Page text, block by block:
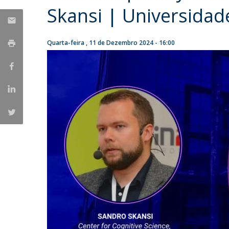
Porquê escolher um Mestrado na FFCS?
Alunos Internacionais
Prémio de Mérito
Provas Públicas
Provedorias
Skansi |
Quarta-feira , 11 de Dezembro 2024 - 16:00